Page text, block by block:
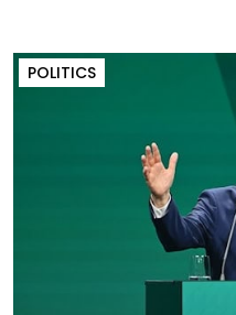
POLITICS